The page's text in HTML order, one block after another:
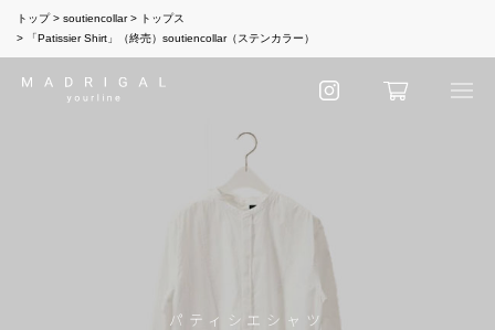
トップ soutiencollar
トップス
「Patissier Shirt」（終売）soutiencollar（ステンカラー）
パティシエシャツ